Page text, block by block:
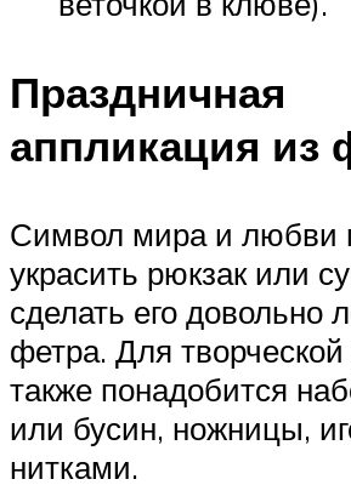
Праздничная
аппликация из
Символ мира и любви
украсить рюкзак или
сделать его довольно
фетра. Для
также понадобится
или бусин, ножницы,
нитками.